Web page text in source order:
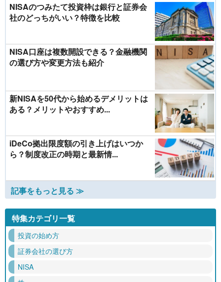
NISAのつみたて投資枠は銀行と証券会
社のどっちがいい？特徴を比較
NISA口座は複数開設できる？金融機関
の選び方や変更方法も紹介
新NISAを50代から始めるデメリットは
ある？メリットやおすすめ...
iDeCo拠出限度額の引き上げはいつか
ら？制度改正の時期と最新情...
記事をもっと見る ≫
特集カテゴリ一覧
投資の始め方
証券会社の選び方
NISA